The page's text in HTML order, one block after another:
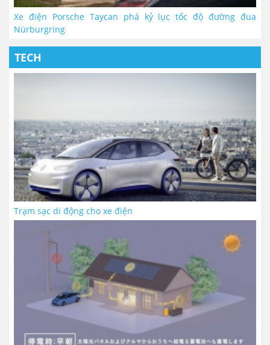
Xe điện Porsche Taycan phá kỷ lục tốc độ đường đua
Nürburgring
TECH
Trạm sạc di động cho xe điện